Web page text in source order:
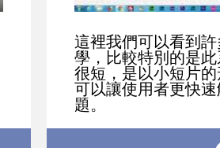
這裡我們可以看到
學，比較特別的是
很短，是以小短片
可以讓使用者更快
題。